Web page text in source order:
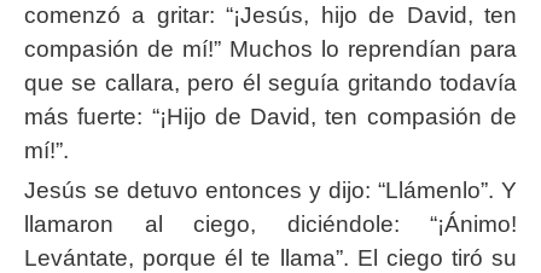
comenzó a gritar: “¡Jesús, hijo de David, ten
compasión de mí!” Muchos lo reprendían para
que se callara, pero él seguía gritando todavía
más fuerte: “¡Hijo de David, ten compasión de
mí!”.
Jesús se detuvo entonces y dijo: “Llámenlo”. Y
llamaron al ciego, diciéndole: “¡Ánimo!
Levántate, porque él te llama”. El ciego tiró su